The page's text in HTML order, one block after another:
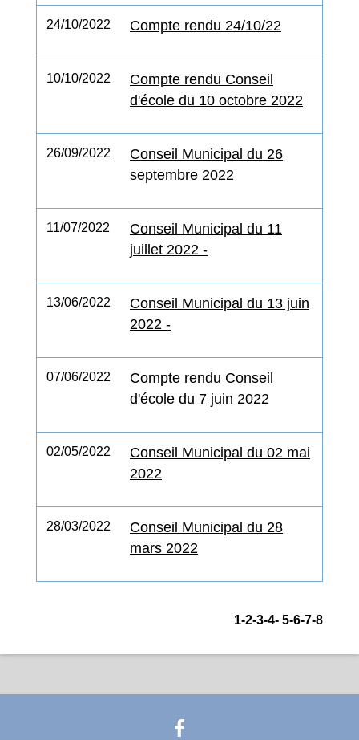
24/10/2022 Compte rendu 24/10/22
10/10/2022
Compte rendu Conseil
d'école du 10 octobre 2022
26/09/2022
Conseil Municipal du 26
septembre 2022
11/07/2022
Conseil Municipal du 11
juillet 2022 -
13/06/2022
Conseil Municipal du 13 juin
2022 -
07/06/2022
Compte rendu Conseil
d'école du 7 juin 2022
02/05/2022
Conseil Municipal du 02 mai
2022
28/03/2022
Conseil Municipal du 28
mars 2022
1-2-3-4- 5-6-7-8